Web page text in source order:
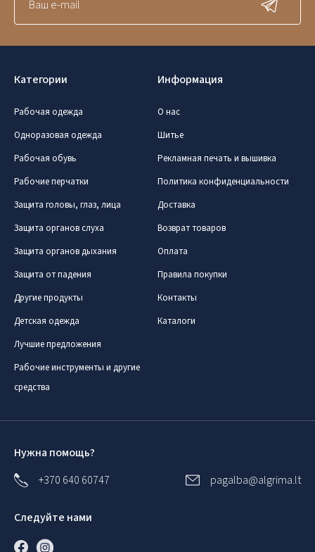
Категории
Рабочая одежда
Одноразовая одежда
Рабочая обувь
Рабочие перчатки
Защита головы, глаз, лица
Защита органов слуха
Защита органов дыхания
Защита от падения
Другие продукты
Детская одежда
Лучшие предложения
Рабочие инструменты и другие
средства
Информация
О нас
Шитье
Рекламная печать и вышивка
Политика конфиденциальности
Доставка
Возврат товаров
Оплата
Правила покупки
Контакты
Каталоги
Нужна помощь?
+370 640 60747
pagalba@algrima.lt
Следуйте нами